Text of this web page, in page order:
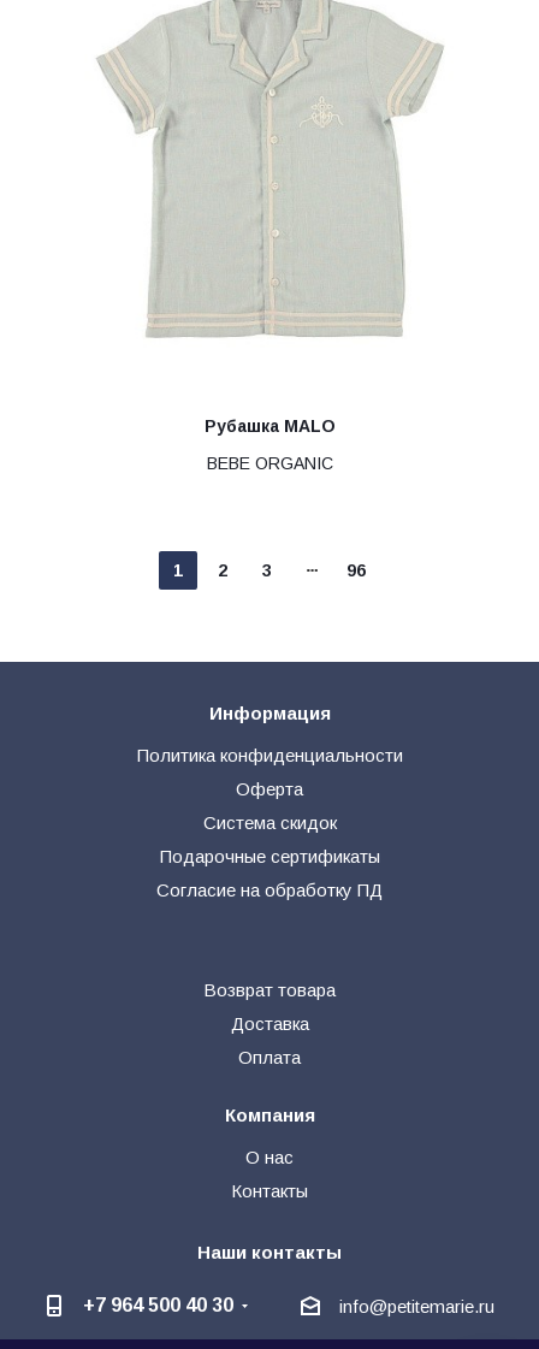
Рубашка MALO
BEBE ORGANIC
1 2 3 96
Информация
Политика конфиденциальности
Оферта
Система скидок
Подарочные сертификаты
Согласие на обработку ПД
Возврат товара
Доставка
Оплата
Компания
О нас
Контакты
Наши контакты
+7 964 500 40 30 info@petitemarie.ru